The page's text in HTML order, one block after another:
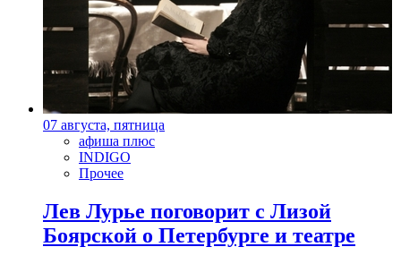
07 августа, пятница
афиша плюс
INDIGO
Прочее
Лев Лурье поговорит с Лизой
Боярской о Петербурге и театре